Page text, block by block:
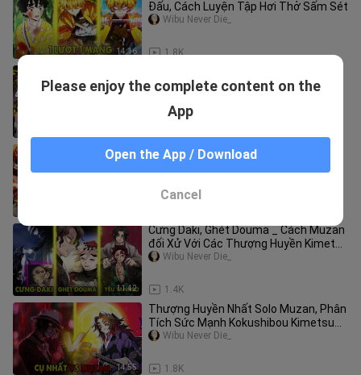
14:16
Đấu, Cách Luyện Tập Hơi Thở Sấm Sét
1.8K
Wibu Never Die_
Nghĩ, Sức Mạnh Bị Thổi Phồng _
Kamado Gia Đình Được Chọn Và Bí Ẩn
Hơi Thở Mặt Trời _ Kimetsu no Yaiba
11:42
Cưng Daki, Ghét Douma _ Cách Muzan
đối Xử Với Các Thượng Huyền Kimetus
no Yaiba
1.4K
Wibu Never Die_
14:55
Thượng Huyền Nhất Solo Muzan, Phân
Tích Sức Mạnh Kokushibou Kimetsu
no Yaiba
1.8K
Wibu Never Die_
Please enjoy the complete content on the
App
Open the App / Download
Cancel